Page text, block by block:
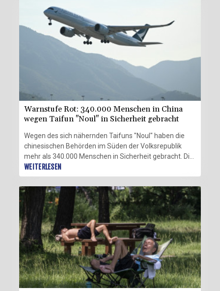
Fernsehsender CCTV berichtete. Die
Windgeschwindigkeiten betrugen bis zu 162
Stundenkilometer.
Warnstufe Rot: 340.000 Menschen in China
wegen Taifun "Noul" in Sicherheit gebracht
Wegen des sich nähernden Taifuns "Noul" haben die
chinesischen Behörden im Süden der Volksrepublik
mehr als 340.000 Menschen in Sicherheit gebracht. Die
Behörden riefen am Samstagabend die höchste
Taifunwarnstufe Rot aus. "Noul" sollte am frühen
Sonntagmorgen (Ortszeit) mit Windgeschwindigkeiten
von bis zu 173 Stundenkilometern in der Provinz
Guangdong zwischen den Städten Shenzhen und
Haifeng an Land treffen.
WEITERLESEN